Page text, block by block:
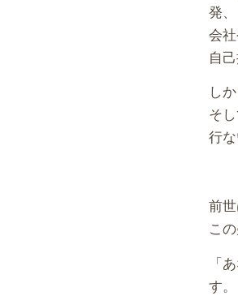
発、
会
自
し
そ
行な
前
こ
「
す。